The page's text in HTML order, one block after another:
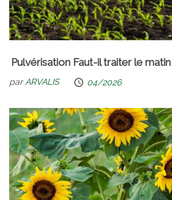
Pulvérisation Faut-il traiter le
parARVALIS 04/2026